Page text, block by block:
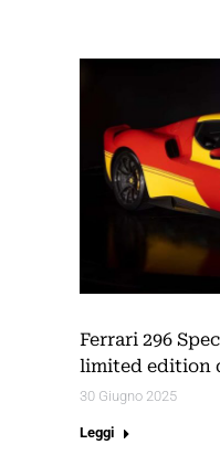
Ferrari 296
limited edition
30 Giugno 2025
Leggi